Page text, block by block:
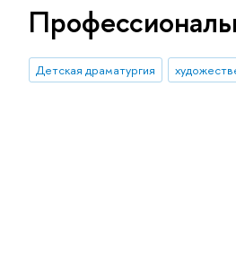
Детская драматургия